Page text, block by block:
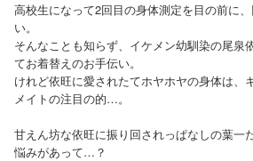
高校生になって2回目の身体測定を目の前に
い。
そんなことも知らず、イケメン幼馴染の尾泉
てお着替えのお手伝い。
けれど依旺に愛されたてホヤホヤの身体は、
メイトの注目の的…。
甘えん坊な依旺に振り回されっぱなしの葉一
悩みがあって…？